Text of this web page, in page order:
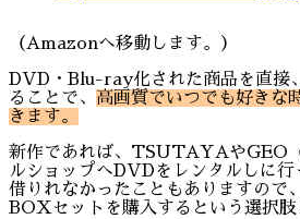
（Amazonへ移動します。）
DVD・Blu-ray化された商品を直接
ることで、 高画質でいつでも好きな
きます。
新作であれば、TSUTAYAやGEO
ルショップへDVDをレンタルしに行
借りれなかったこともありますので
BOXセットを購入するという選択肢